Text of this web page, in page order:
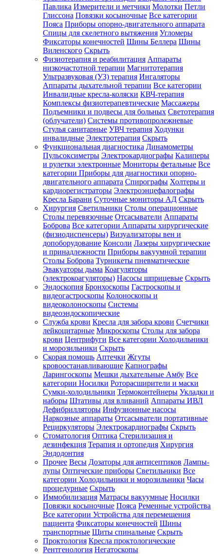
Павлика Измерители и метчики Молотки Петли
Глиссона Повязки косыночные Все категории
Пояса Приборы опорно-двигательного аппарата
Спицы для скелетного вытяжения Угломеры
Фиксаторы конечностей Шины Беллера Шины
Виленского Скрыть
Физиотерапия и реабилитация Аппараты
низкочастотной терапии Магнитотерапия
Ультразвуковая (УЗ) терапия Ингаляторы
Аппараты дыхательной терапии Все категории
Инвалидные кресла-коляски КВЧ-терапия
Комплексы физиотерапевтические Массажеры
Подъемники и подвесы для больных Светотерапия
(облучатели) Системы противопролежневые
Стулья санитарные УВЧ терапия Ходунки
инвалидные Электротерапия Скрыть
Функциональная диагностика Динамометры
Пульсоксиметры Электрокардиографы Калиперы
и рулетки электронные Мониторы фетальные Все
категории Приборы для диагностики опорно-
двигательного аппарата Спирографы Холтеры и
кардиорегистраторы Электроэнцефалографы
Кресла Барани Суточные мониторы АД Скрыть
Хирургия Светильники Столы операционные
Столы перевязочные Отсасыватели Аппараты
Боброва Все категории Аппараты хирургические
(физиодиспенсеры) Визуализаторы вен и
допоборудование Консоли Лазеры хирургические
и принадлежности Приборы вакуумной терапии
Столы Боброва Турникеты пневматические
Эвакуаторы дыма Коагуляторы
(электрокоагуляторы) Насосы шприцевые Скрыть
Эндоскопия Бронхоскопы Гастроскопы и
видеогастроскопы Колоноскопы и
видеоколоноскопы Системы
видеоэндоскопические
Служба крови Кресла для забора крови Счетчики
лейкоцитарные Микроскопы Столы для забора
крови Центрифуги Все категории Холодильники
и морозильники Скрыть
Скорая помощь Аптечки Жгуты
кровоостанавливающие Капнографы
Ларингоскопы Мешки дыхательные Амбу Все
категории Носилки Роторасширители и маски
Сумки-холодильники Термоконтейнеры Укладки и
наборы Штативы для вливаний Аппараты ИВЛ
Дефибрилляторы Инфузионные насосы
Наркозные аппараты Отсасыватели портативные
Рециркуляторы Электрокардиографы Скрыть
Стоматология Оптика Стерилизация и
дезинфекция Терапия и ортопедия Хирургия
Эндодонтия
Прочее Весы Дозаторы для антисептиков Лампы-
лупы Оптические приборы Светильники Все
категории Холодильники и морозильники Часы
процедурные Скрыть
Иммобилизация Матрасы вакуумные Носилки
Повязки косыночные Пояса Ременные устройства
Все категории Устройства для перемещения
пациента Фиксаторы конечностей Шины
транспортные Щиты спинальные Скрыть
Проктология Кресла проктологические
Рентгенология Негатоскопы